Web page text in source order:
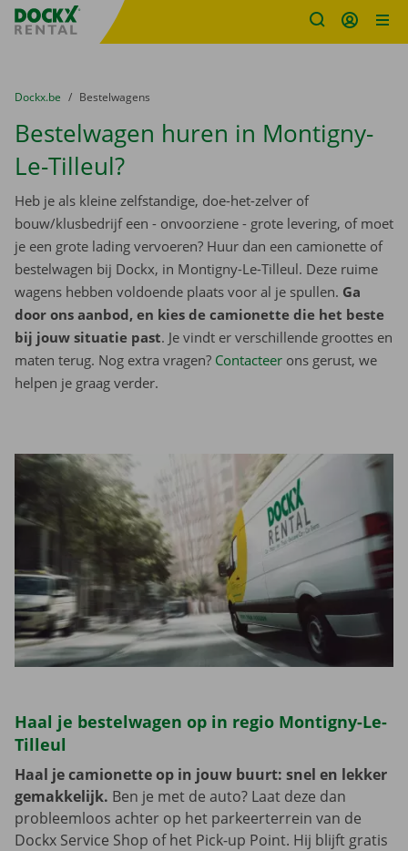
Fratello DEMO
U bevindt zich hier:
van
Dockx.be naar
Bestelwagens
Bestelwagen huren in Montigny-
Le-Tilleul?
Heb je als kleine zelfstandige, doe-het-zelver of
bouw/klusbedrijf een - onvoorziene - grote levering, of moet
je een grote lading vervoeren? Huur dan een camionette of
bestelwagen bij Dockx, in Montigny-Le-Tilleul. Deze ruime
wagens hebben voldoende plaats voor al je spullen. Ga
door ons aanbod, en kies de camionette die het beste
bij jouw situatie past. Je vindt er verschillende groottes en
maten terug. Nog extra vragen? Contacteer ons gerust, we
helpen je graag verder.
Haal je bestelwagen op in regio Montigny-Le-
Tilleul
Haal je camionette op in jouw buurt: snel en lekker
gemakkelijk. Ben je met de auto? Laat deze dan
probleemloos achter op het parkeerterrein van de
Dockx Service Shop of het Pick-up Point. Hij blijft gratis